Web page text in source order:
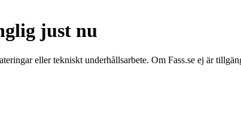
just nu
eller tekniskt underhållsarbete. Om Fass.se ej är